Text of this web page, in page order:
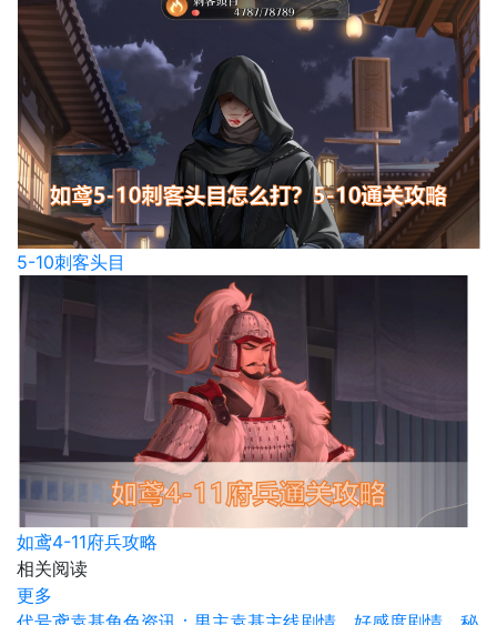
5-10刺客头目
如鸢4-11府兵攻略
相关阅读
更多